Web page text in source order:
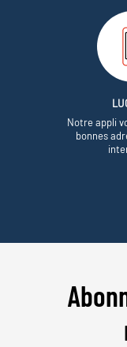
Notre appli
bonnes